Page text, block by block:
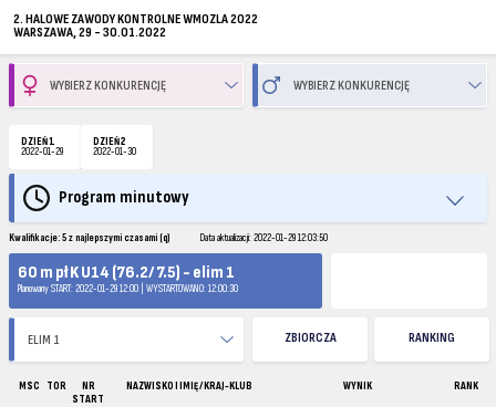
2. HALOWE ZAWODY KONTROLNE WMOZLA 2022
WARSZAWA, 29 - 30.01.2022
DZIEŃ 1
2022-01-29
DZIEŃ 2
2022-01-30
Program minutowy
Kwalifikacje: 5 z najlepszymi czasami (q) Data aktualizacji: 2022-01-29 12:03:50
60 m pł K U14 (76.2/7.5) - elim 1
Planowany START: 2022-01-29 12:00 | WYSTARTOWANO: 12:00:30
ZBIORCZA RANKING
MSC TOR
NR
START
NAZWISKO I IMIĘ / KRAJ-KLUB WYNIK RANK